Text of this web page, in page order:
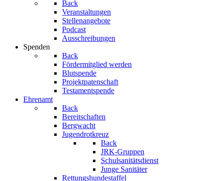
Back
Veranstaltungen
Stellenangebote
Podcast
Ausschreibungen
Spenden
Back
Fördermitglied werden
Blutspende
Projektpatenschaft
Testamentspende
Ehrenamt
Back
Bereitschaften
Bergwacht
Jugendrotkreuz
Back
JRK-Gruppen
Schulsanitätsdienst
Junge Sanitäter
Rettungshundestaffel